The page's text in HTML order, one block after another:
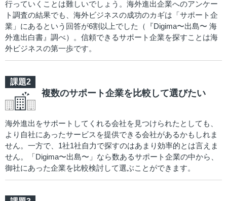
行っていくことは難しいでしょう。海外進出企業へのアンケー
ト調査の結果でも、海外ビジネスの成功のカギは「サポート企
業」にあるという回答が6割以上でした（『Digima〜出島〜 海
外進出白書』調べ）。信頼できるサポート企業を探すことは海
外ビジネスの第一歩です。
複数のサポート企業を比較して選びたい
海外進出をサポートしてくれる会社を見つけられたとしても、
より自社にあったサービスを提供できる会社があるかもしれま
せん。一方で、1社1社自力で探すのはあまり効率的とは言えま
せん。「Digima〜出島〜」なら数あるサポート企業の中から、
御社にあった企業を比較検討して選ぶことができます。